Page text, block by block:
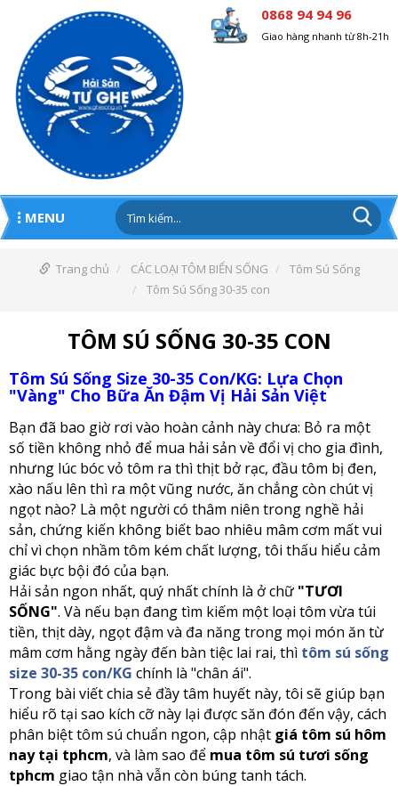
0868 94 94 96
Giao hàng nhanh từ 8h-21h
MENU
Trang chủ CÁC LOẠI TÔM BIỂN SỐNG
Tôm Sú Sống
Tôm Sú Sống 30-35 con
TÔM SÚ SỐNG 30-35 CON
Tôm Sú Sống Size 30-35 Con/KG: Lựa Chọn
"Vàng" Cho Bữa Ăn Đậm Vị Hải Sản Việt
Bạn đã bao giờ rơi vào hoàn cảnh này chưa: Bỏ ra một
số tiền không nhỏ để mua hải sản về đổi vị cho gia đình,
nhưng lúc bóc vỏ tôm ra thì thịt bở rạc, đầu tôm bị đen,
xào nấu lên thì ra một vũng nước, ăn chẳng còn chút vị
ngọt nào? Là một người có thâm niên trong nghề hải
sản, chứng kiến không biết bao nhiêu mâm cơm mất vui
chỉ vì chọn nhầm tôm kém chất lượng, tôi thấu hiểu cảm
giác bực bội đó của bạn.
Hải sản ngon nhất, quý nhất chính là ở chữ "TƯƠI
SỐNG". Và nếu bạn đang tìm kiếm một loại tôm vừa túi
tiền, thịt dày, ngọt đậm và đa năng trong mọi món ăn từ
mâm cơm hằng ngày đến bàn tiệc lai rai, thì tôm sú sống
size 30-35 con/KG chính là "chân ái".
Trong bài viết chia sẻ đầy tâm huyết này, tôi sẽ giúp bạn
hiểu rõ tại sao kích cỡ này lại được săn đón đến vậy, cách
phân biệt tôm sú chuẩn ngon, cập nhật giá tôm sú hôm
nay tại tphcm, và làm sao để mua tôm sú tươi sống
tphcm giao tận nhà vẫn còn búng tanh tách.